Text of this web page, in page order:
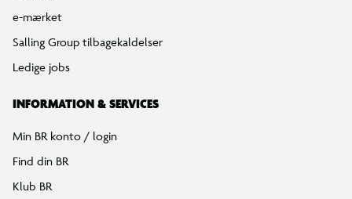
e-mærket
Salling Group tilbagekaldelser
Ledige jobs
INFORMATION & SERVICES
Min BR konto / login
Find din BR
Klub BR